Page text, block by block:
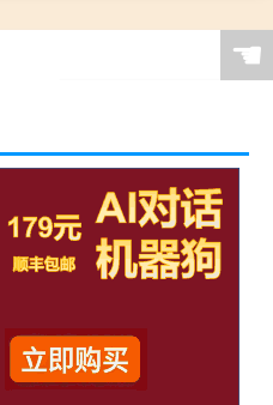
☚